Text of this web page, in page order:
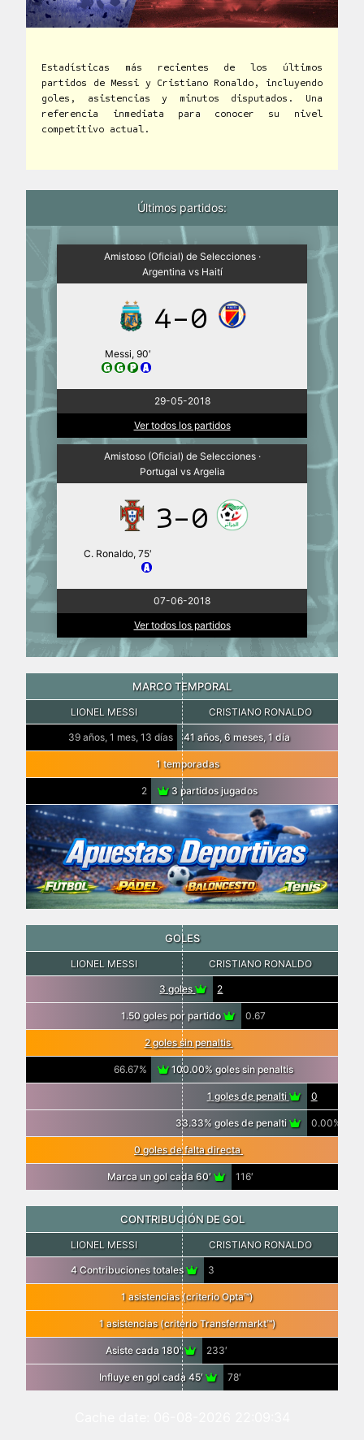
Estadísticas más recientes de los últimos
partidos de Messi y Cristiano Ronaldo, incluyendo
goles, asistencias y minutos disputados. Una
referencia inmediata para conocer su nivel
competitivo actual.
Últimos partidos:
Amistoso (Oficial) de Selecciones ·
Argentina vs Haití
4-0
Messi, 90′
29-05-2018
Ver todos los partidos
Amistoso (Oficial) de Selecciones ·
Portugal vs Argelia
3-0
C. Ronaldo, 75′
07-06-2018
Ver todos los partidos
MARCO TEMPORAL
LIONEL MESSI CRISTIANO RONALDO
39 años, 1 mes, 13 días 41 años, 6 meses, 1 día
1 temporadas
2 3 partidos jugados
GOLES
LIONEL MESSI CRISTIANO RONALDO
3 goles 2
1.50 goles por partido 0.67
2 goles sin penaltis
66.67% 100.00% goles sin penaltis
1 goles de penalti 0
33.33% goles de penalti 0.00%
0 goles de falta directa
Marca un gol cada 60′ 116′
CONTRIBUCIÓN DE GOL
LIONEL MESSI CRISTIANO RONALDO
4 Contribuciones totales 3
1 asistencias (criterio Opta™)
1 asistencias (criterio Transfermarkt™)
Asiste cada 180′ 233′
Influye en gol cada 45′ 78′